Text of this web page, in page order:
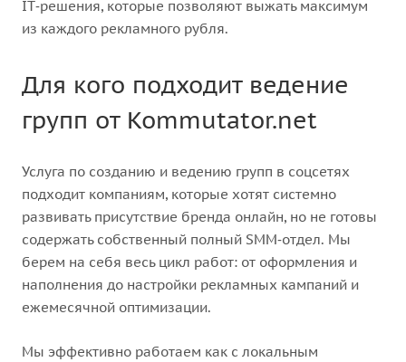
IT‑решения, которые позволяют выжать максимум
из каждого рекламного рубля.
Для кого подходит ведение
групп от Kommutator.net
Услуга по созданию и ведению групп в соцсетях
подходит компаниям, которые хотят системно
развивать присутствие бренда онлайн, но не готовы
содержать собственный полный SMM‑отдел. Мы
берем на себя весь цикл работ: от оформления и
наполнения до настройки рекламных кампаний и
ежемесячной оптимизации.
Мы эффективно работаем как с локальным